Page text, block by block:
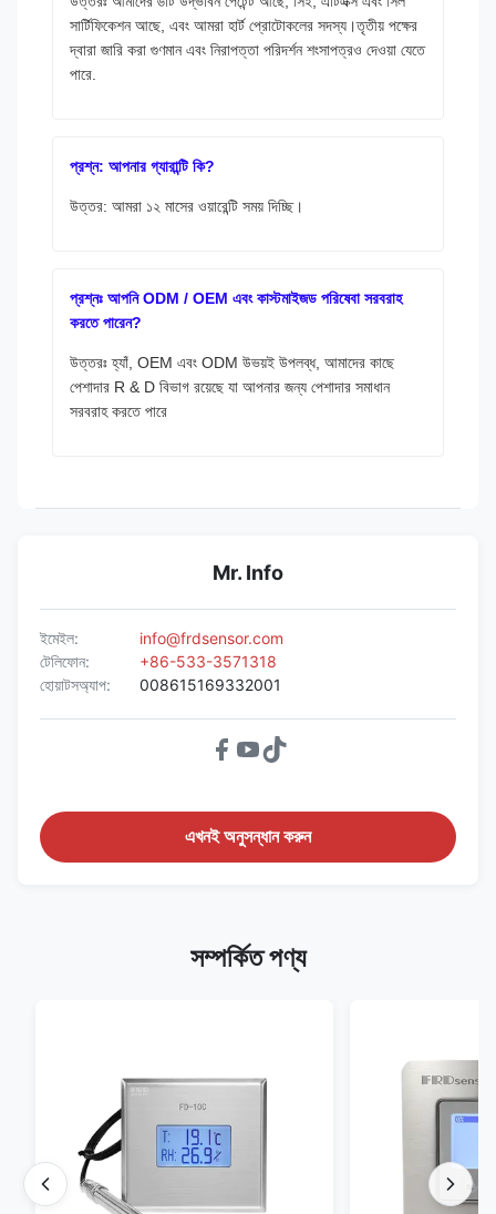
সার্টিফিকেশন আছে, এবং আমরা হার্ট প্রোটোকলের সদস্য।তৃতীয় পক্ষের
দ্বারা জারি করা গুণমান এবং নিরাপত্তা পরিদর্শন শংসাপত্রও দেওয়া যেতে
পারে.
প্রশ্ন: আপনার গ্যারান্টি কি?
উত্তর: আমরা ১২ মাসের ওয়ারেন্টি সময় দিচ্ছি।
প্রশ্নঃ আপনি ODM / OEM এবং কাস্টমাইজড পরিষেবা সরবরাহ
করতে পারেন?
উত্তরঃ হ্যাঁ, OEM এবং ODM উভয়ই উপলব্ধ, আমাদের কাছে
পেশাদার R & D বিভাগ রয়েছে যা আপনার জন্য পেশাদার সমাধান
সরবরাহ করতে পারে
Mr. Info
ইমেইল:
info@frdsensor.com
টেলিফোন:
+86-533-3571318
হোয়াটসঅ্যাপ:
008615169332001
এখনই অনুসন্ধান করুন
সম্পর্কিত পণ্য